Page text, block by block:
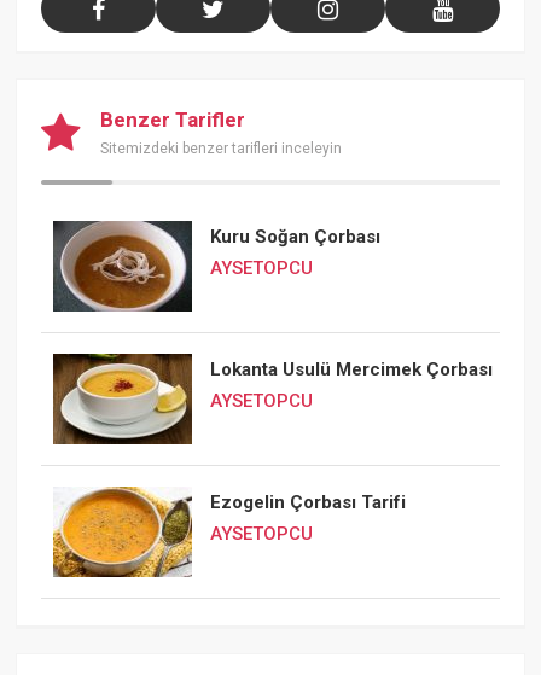
Benzer Tarifler
Sitemizdeki benzer tarifleri inceleyin
Kuru Soğan Çorbası
AYSETOPCU
Lokanta Usulü Mercimek Çorbası
AYSETOPCU
Ezogelin Çorbası Tarifi
AYSETOPCU